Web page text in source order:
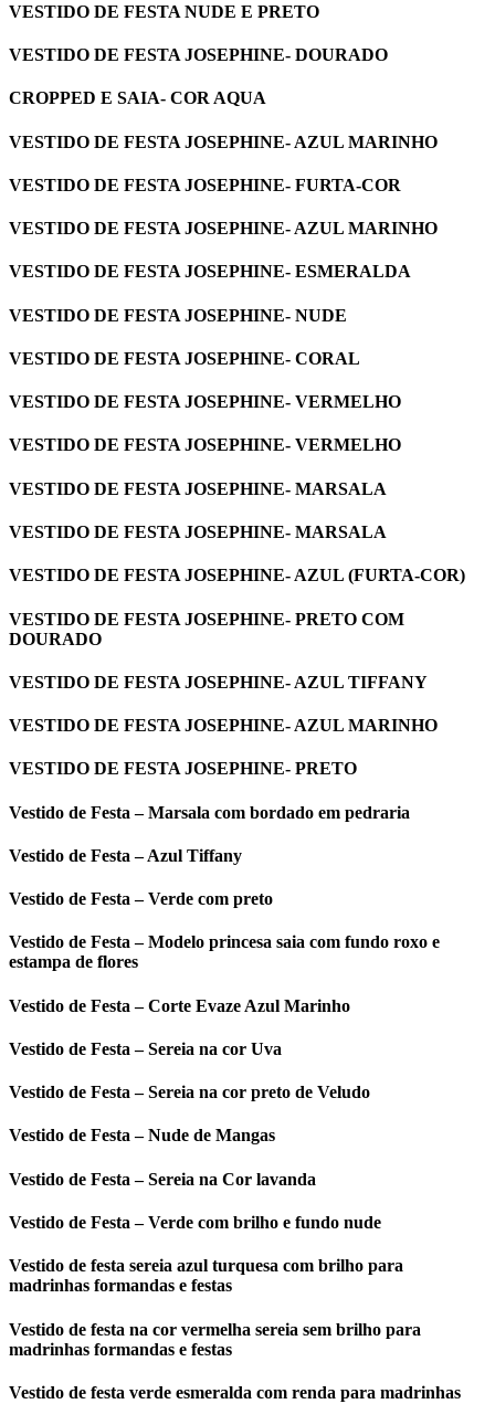
VESTIDO DE FESTA NUDE E PRETO
VESTIDO DE FESTA JOSEPHINE- DOURADO
CROPPED E SAIA- COR AQUA
VESTIDO DE FESTA JOSEPHINE- AZUL MARINHO
VESTIDO DE FESTA JOSEPHINE- FURTA-COR
VESTIDO DE FESTA JOSEPHINE- AZUL MARINHO
VESTIDO DE FESTA JOSEPHINE- ESMERALDA
VESTIDO DE FESTA JOSEPHINE- NUDE
VESTIDO DE FESTA JOSEPHINE- CORAL
VESTIDO DE FESTA JOSEPHINE- VERMELHO
VESTIDO DE FESTA JOSEPHINE- VERMELHO
VESTIDO DE FESTA JOSEPHINE- MARSALA
VESTIDO DE FESTA JOSEPHINE- MARSALA
VESTIDO DE FESTA JOSEPHINE- AZUL (FURTA-COR)
VESTIDO DE FESTA JOSEPHINE- PRETO COM
DOURADO
VESTIDO DE FESTA JOSEPHINE- AZUL TIFFANY
VESTIDO DE FESTA JOSEPHINE- AZUL MARINHO
VESTIDO DE FESTA JOSEPHINE- PRETO
Vestido de Festa – Marsala com bordado em pedraria
Vestido de Festa – Azul Tiffany
Vestido de Festa – Verde com preto
Vestido de Festa – Modelo princesa saia com fundo roxo e
estampa de flores
Vestido de Festa – Corte Evaze Azul Marinho
Vestido de Festa – Sereia na cor Uva
Vestido de Festa – Sereia na cor preto de Veludo
Vestido de Festa – Nude de Mangas
Vestido de Festa – Sereia na Cor lavanda
Vestido de Festa – Verde com brilho e fundo nude
Vestido de festa sereia azul turquesa com brilho para
madrinhas formandas e festas
Vestido de festa na cor vermelha sereia sem brilho para
madrinhas formandas e festas
Vestido de festa verde esmeralda com renda para madrinhas